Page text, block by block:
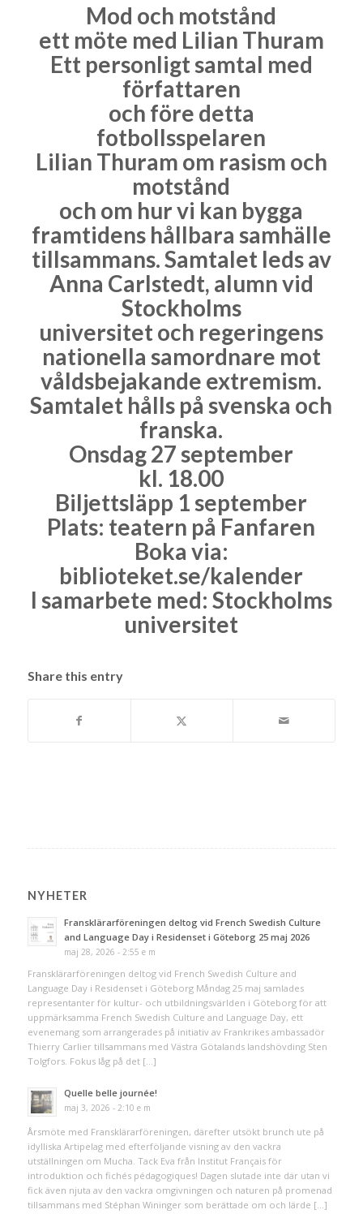
Mod och motstånd
ett möte med Lilian Thuram
Ett personligt samtal med
författaren
och före detta
fotbollsspelaren
Lilian Thuram om rasism och
motstånd
och om hur vi kan bygga
framtidens hållbara samhälle
tillsammans. Samtalet leds av
Anna Carlstedt, alumn vid
Stockholms
universitet och regeringens
nationella samordnare mot
våldsbejakande extremism.
Samtalet hålls på svenska och
franska.
Onsdag 27 september
kl. 18.00
Biljettsläpp 1 september
Plats: teatern på Fanfaren
Boka via:
biblioteket.se/kalender
I samarbete med: Stockholms
universitet
Share this entry
NYHETER
Fransklärarföreningen deltog vid French Swedish Culture
and Language Day i Residenset i Göteborg 25 maj 2026
maj 28, 2026 - 2:55 e m
Fransklärarföreningen deltog vid French Swedish Culture and
Language Day i Residenset i Göteborg Måndag 25 maj samlades
representanter för kultur- och utbildningsvärlden i Göteborg för att
uppmärksamma French Swedish Culture and Language Day, ett
evenemang som arrangerades på initiativ av Frankrikes ambassadör
Thierry Carlier tillsammans med Västra Götalands landshövding Sten
Tolgfors. Fokus låg på det […]
Quelle belle journée!
maj 3, 2026 - 2:10 e m
Årsmöte med Fransklärarföreningen, därefter utsökt brunch ute på
idylliska Artipelag med efterföljande visning av den vackra
utställningen om Mucha. Tack Eva från Institut Français för
introduktion och fichés pédagogiques! Dagen slutade inte där utan vi
fick även njuta av den vackra omgivningen och naturen på promenad
tillsammans med Stéphan Wininger som berättade om och lärde […]